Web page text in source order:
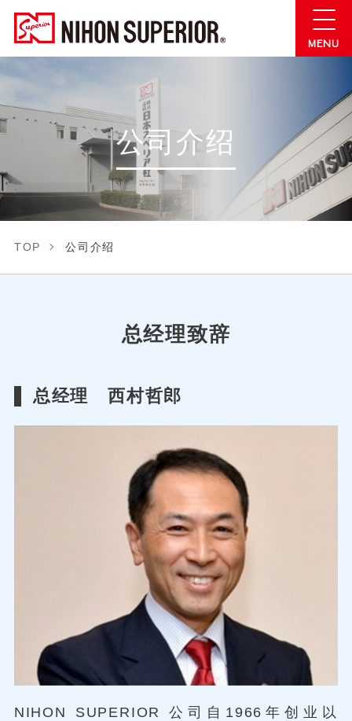
公司介绍
TOP 公司介绍
总经理致辞
总经理 西村哲郎
NIHON SUPERIOR 公司自1966年创业以